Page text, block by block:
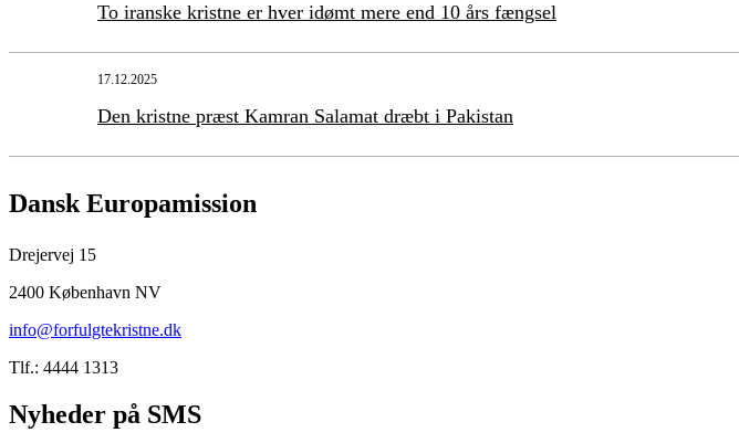
To iranske kristne er hver idømt mere end 10 års fængsel
17.12.2025
Den kristne præst Kamran Salamat dræbt i Pakistan
Dansk Europamission
Drejervej 15
2400 København NV
info@forfulgtekristne.dk
Tlf.: 4444 1313
Nyheder på SMS